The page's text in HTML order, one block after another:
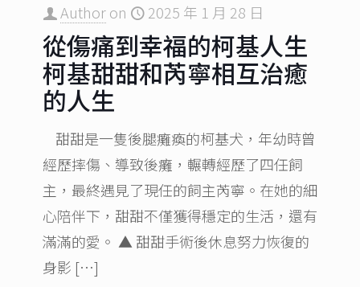
Authoron 2025 年 1 月 28 日
從傷痛到幸福的柯基人生
柯基甜甜和芮寧相互治癒
的人生
甜甜是一隻後腿癱瘓的柯基犬，年幼時曾
經歷摔傷、導致後癱，輾轉經歷了四任飼
主，最終遇見了現任的飼主芮寧。在她的細
心陪伴下，甜甜不僅獲得穩定的生活，還有
滿滿的愛。 ▲ 甜甜手術後休息努力恢復的
身影 […]